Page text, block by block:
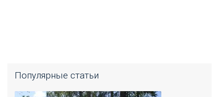
Популярные статьи